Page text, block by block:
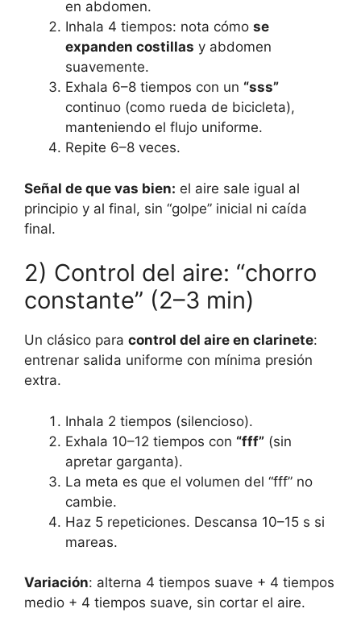
en abdomen.
Inhala 4 tiempos: nota cómo se
expanden costillas y abdomen
suavemente.
Exhala 6–8 tiempos con un “sss”
continuo (como rueda de bicicleta),
manteniendo el flujo uniforme.
Repite 6–8 veces.
Señal de que vas bien: el aire sale igual al
principio y al final, sin “golpe” inicial ni caída
final.
2) Control del aire: “chorro
constante” (2–3 min)
Un clásico para control del aire en clarinete:
entrenar salida uniforme con mínima presión
extra.
Inhala 2 tiempos (silencioso).
Exhala 10–12 tiempos con “fff” (sin
apretar garganta).
La meta es que el volumen del “fff” no
cambie.
Haz 5 repeticiones. Descansa 10–15 s si
mareas.
Variación: alterna 4 tiempos suave + 4 tiempos
medio + 4 tiempos suave, sin cortar el aire.